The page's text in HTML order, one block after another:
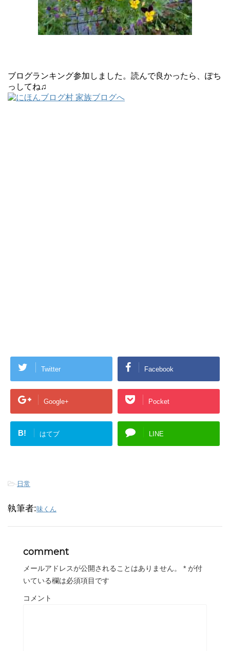
ブログランキング参加しました。読んで良かったら、ぽち
っしてね♫
Twitter Facebook
Google+ Pocket
B! はてブ LINE
- 日常
執筆者:味くん
comment
メールアドレスが公開されることはありません。 * が付
いている欄は必須項目です
コメント